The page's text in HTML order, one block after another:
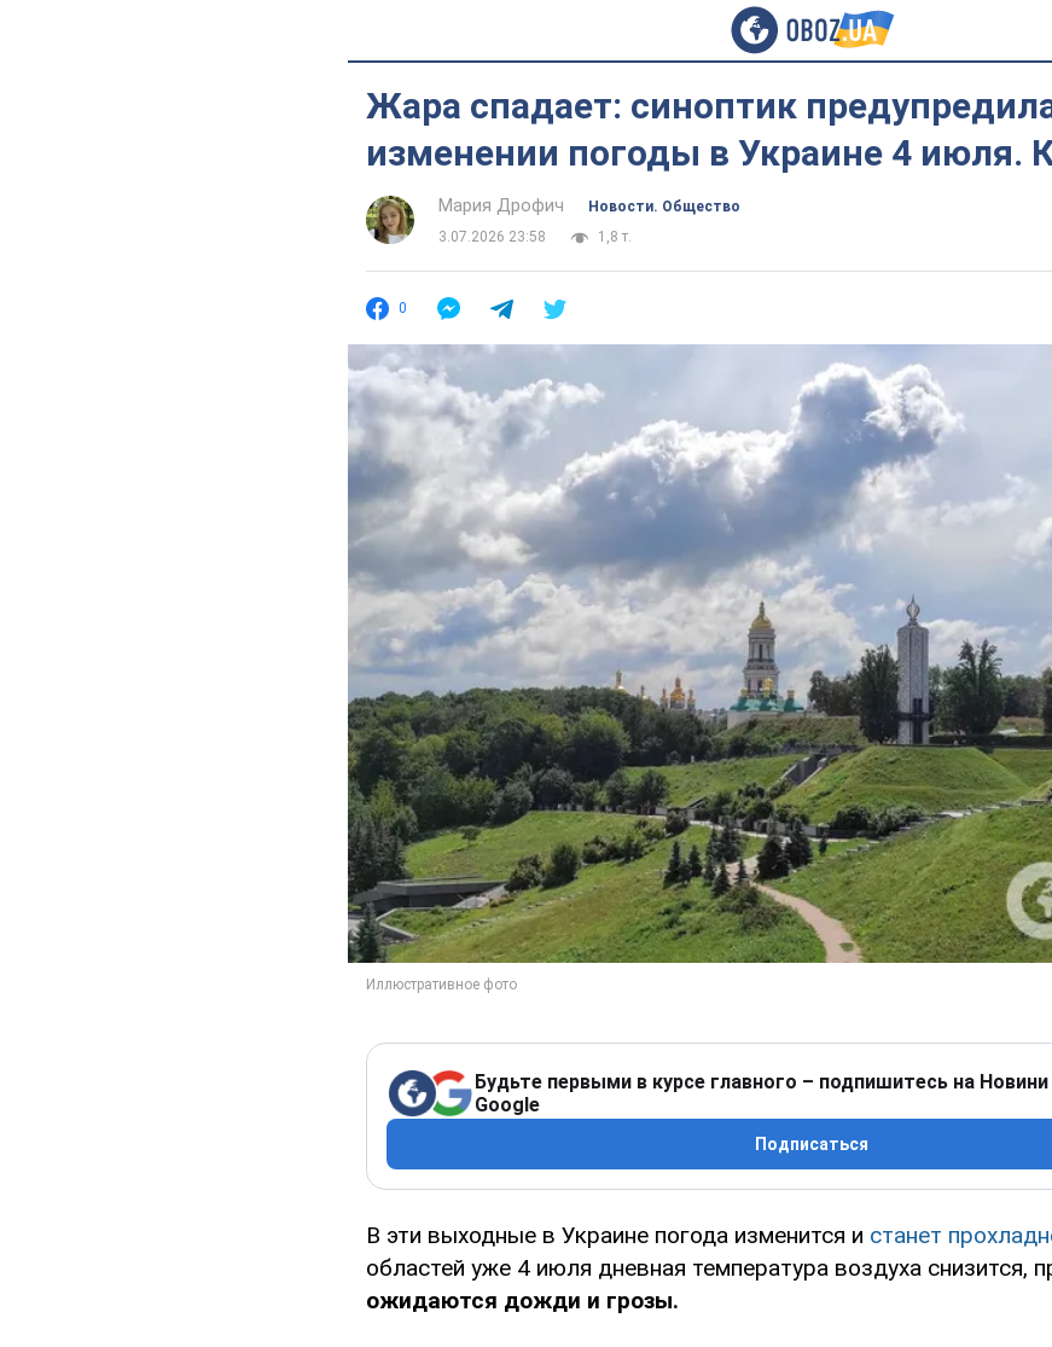
Жара спадает: синоптик
изменении погоды в Украине 4 июля.
Мария Дрофич
Новости. Общество
3.07.2026 23:58
1,8 т.
0
Будьте первыми в курсе главного – подпишитесь на Новини
Google
Подписаться
В эти выходные в Украине погода изменится и станет
областей уже 4 июля дневная температура воздуха снизится,
ожидаются дожди и грозы.